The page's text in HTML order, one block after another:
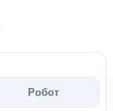
Робот